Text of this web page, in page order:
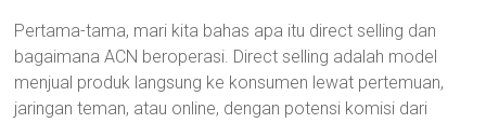
Pertama-tama, mari kita bahas apa itu direct selling dan
bagaimana ACN beroperasi. Direct selling adalah model
menjual produk langsung ke konsumen lewat pertemuan,
jaringan teman, atau online, dengan potensi komisi dari